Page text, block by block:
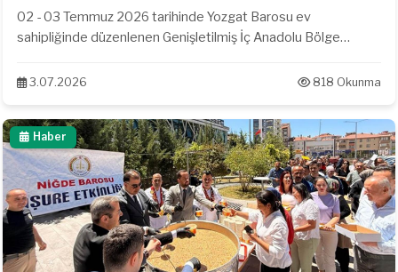
02 - 03 Temmuz 2026 tarihinde Yozgat Barosu ev
sahipliğinde düzenlenen Genişletilmiş İç Anadolu Bölge
Alper ÖZTÜRK katılarak meslek sorunları, çözüm önerileri ve
3.07.2026 818 Okunma
Haber